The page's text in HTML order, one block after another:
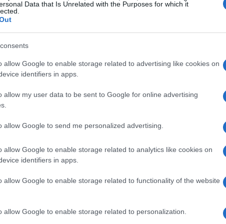
Data that Is Unrelated with the Purposes for which it
allow Google to enable storage related to advertising like cookies on
identifiers in apps.
allow my user data to be sent to Google for online advertising
allow Google to send me personalized advertising.
allow Google to enable storage related to analytics like cookies on
identifiers in apps.
allow Google to enable storage related to functionality of the website
allow Google to enable storage related to personalization.
Il metodo di Alain Prost: tattica e
numeri di un campione di Formula
1
Breve sguardo su Alain Prost: quattro titoli, 51
Formula 1